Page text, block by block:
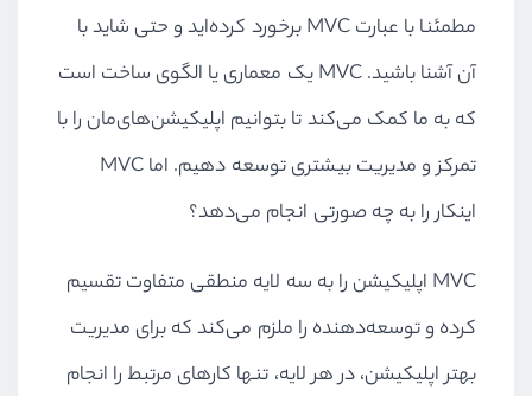
مطمئنا با عبارت MVC برخورد کرده‌اید و حتی شاید با
آن آشنا باشید. MVC یک معماری یا الگوی ساخت است
که به ما کمک می‌کند تا بتوانیم اپلیکیشن‌های‌مان را با
تمرکز و مدیریت بیشتری توسعه دهیم. اما MVC
اینکار را به چه صورتی انجام می‌دهد؟
MVC اپلیکیشن را به سه لایه منطقی متفاوت تقسیم
کرده و توسعه‌دهنده را ملزم می‌کند که برای مدیریت
بهتر اپلیکیشن، در هر لایه، تنها کارهای مرتبط را انجام